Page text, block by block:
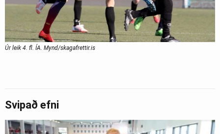
Úr leik 4. fl. ÍA. Mynd/skagafrettir.is
Svipað efni